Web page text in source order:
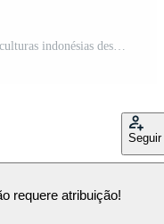
definir ilustração melayunese fundo de culturas indonésias desenhadas à mão Vetor Pro
Seguir
requere atribuição!